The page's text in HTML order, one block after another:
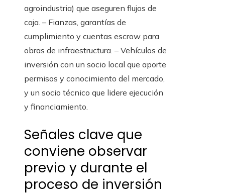
agroindustria) que aseguren flujos de
caja. – Fianzas, garantías de
cumplimiento y cuentas escrow para
obras de infraestructura. – Vehículos de
inversión con un socio local que aporte
permisos y conocimiento del mercado,
y un socio técnico que lidere ejecución
y financiamiento.
Señales clave que
conviene observar
previo y durante el
proceso de inversión